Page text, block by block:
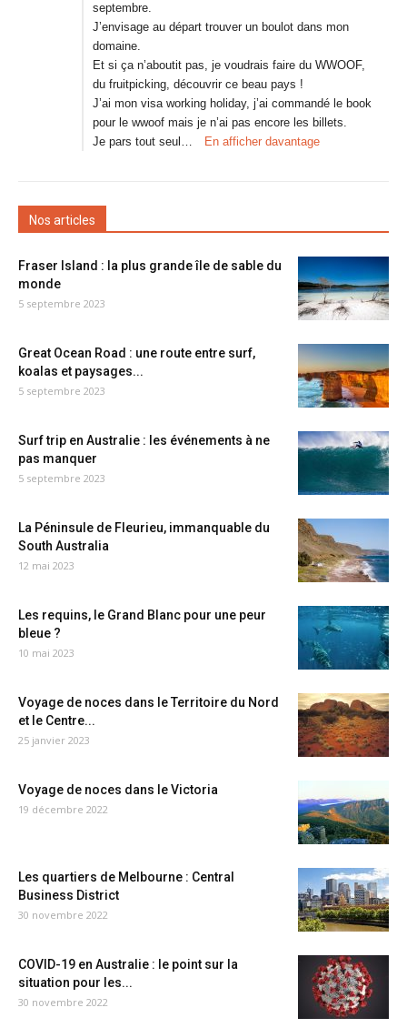
septembre.
J’envisage au départ trouver un boulot dans mon
domaine.
Et si ça n’aboutit pas, je voudrais faire du WWOOF,
du fruitpicking, découvrir ce beau pays !
J’ai mon visa working holiday, j’ai commandé le book
pour le wwoof mais je n’ai pas encore les billets.
Je pars tout seul…
En afficher davantage
Nos articles
Fraser Island : la plus grande île de sable du
monde
5 septembre 2023
Great Ocean Road : une route entre surf,
koalas et paysages...
5 septembre 2023
Surf trip en Australie : les événements à ne
pas manquer
5 septembre 2023
La Péninsule de Fleurieu, immanquable du
South Australia
12 mai 2023
Les requins, le Grand Blanc pour une peur
bleue ?
10 mai 2023
Voyage de noces dans le Territoire du Nord
et le Centre...
25 janvier 2023
Voyage de noces dans le Victoria
19 décembre 2022
Les quartiers de Melbourne : Central
Business District
30 novembre 2022
COVID-19 en Australie : le point sur la
situation pour les...
30 novembre 2022